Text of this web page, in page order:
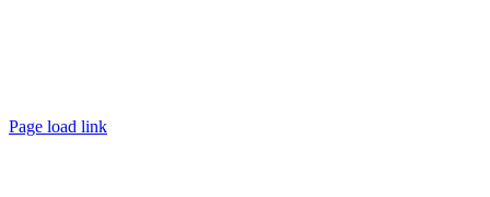
Page load link